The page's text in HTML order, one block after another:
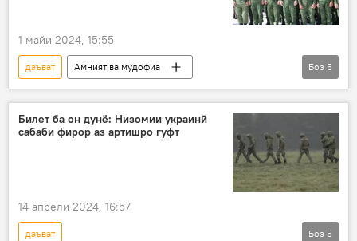
1 майи 2024, 15:55
даъват
Амният ва мудофиа
Дар Тоҷикистон
даъвати баҳорӣ
артиш
хизмат вазорати мудофиа
Боз 5
Билет ба он дунё: Низомии украинӣ
сабаби фирор аз артишро гуфт
14 апрели 2024, 16:57
даъват
Боз 5